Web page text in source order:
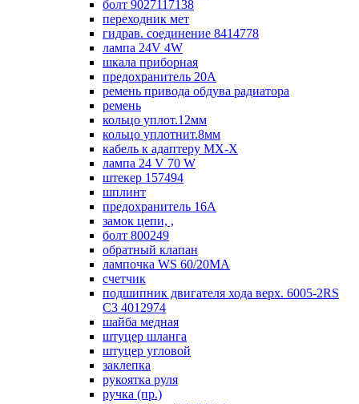
болт 9027117138
переходник мет
гидрав. соединение 8414778
лампа 24V 4W
шкала приборная
предохранитель 20А
ремень привода обдува радиатора
ремень
кольцо уплот.12мм
кольцо уплотнит.8мм
кабель к адаптеру МХ-Х
лампа 24 V 70 W
штекер 157494
шплинт
предохранитель 16А
замок цепи, ,
болт 800249
обратный клапан
лампочка WS 60/20МА
счетчик
подшипник двигателя хода верх. 6005-2RS
C3 4012974
шайба медная
штуцер шланга
штуцер угловой
заклепка
рукоятка руля
ручка (пр.)